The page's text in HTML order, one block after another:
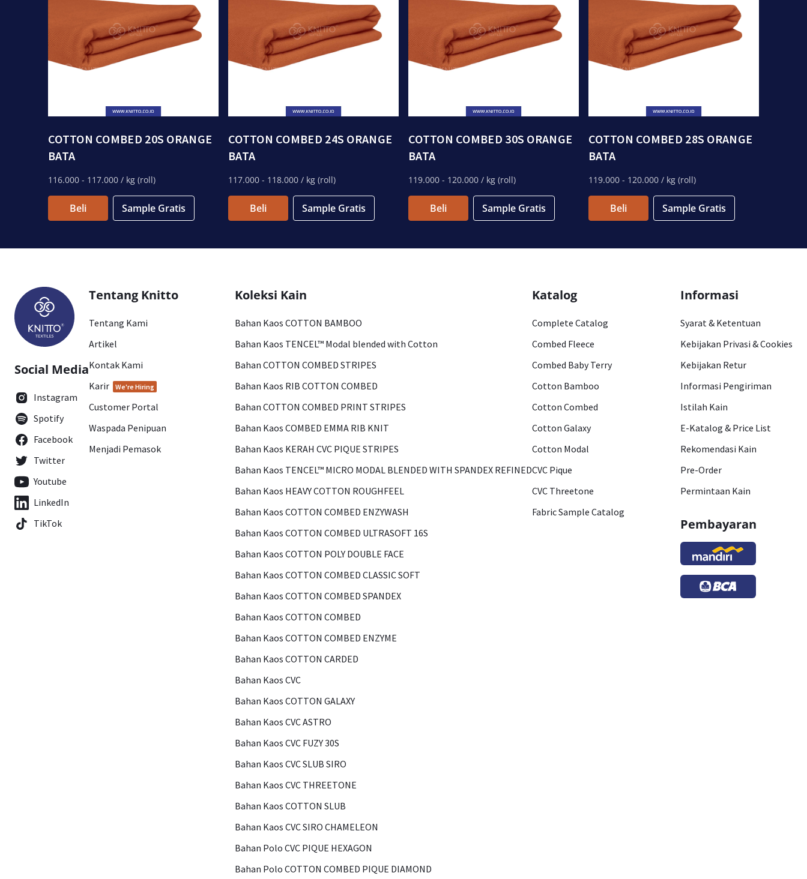
COTTON COMBED 20S ORANGE
BATA
116.000 - 117.000 / kg (roll)
Beli Sample Gratis
COTTON COMBED 24S ORANGE
BATA
117.000 - 118.000 / kg (roll)
Beli Sample Gratis
COTTON COMBED 30S ORANGE
BATA
119.000 - 120.000 / kg (roll)
Beli Sample Gratis
COTTON COMBED 28S ORANGE
BATA
119.000 - 120.000 / kg (roll)
Beli Sample Gratis
Social Media
Instagram
Spotify
Facebook
Twitter
Youtube
LinkedIn
TikTok
Tentang Knitto
Tentang Kami
Artikel
Kontak Kami
Karir
We're Hiring
Customer Portal
Waspada Penipuan
Menjadi Pemasok
Koleksi Kain
Bahan Kaos COTTON BAMBOO
Bahan Kaos TENCEL™ Modal blended with Cotton
Bahan COTTON COMBED STRIPES
Bahan Kaos RIB COTTON COMBED
Bahan COTTON COMBED PRINT STRIPES
Bahan Kaos COMBED EMMA RIB KNIT
Bahan Kaos KERAH CVC PIQUE STRIPES
Bahan Kaos TENCEL™ MICRO MODAL BLENDED WITH SPANDEX REFINED
Bahan Kaos HEAVY COTTON ROUGHFEEL
Bahan Kaos COTTON COMBED ENZYWASH
Bahan Kaos COTTON COMBED ULTRASOFT 16S
Bahan Kaos COTTON POLY DOUBLE FACE
Bahan Kaos COTTON COMBED CLASSIC SOFT
Bahan Kaos COTTON COMBED SPANDEX
Bahan Kaos COTTON COMBED
Bahan Kaos COTTON COMBED ENZYME
Bahan Kaos COTTON CARDED
Bahan Kaos CVC
Bahan Kaos COTTON GALAXY
Bahan Kaos CVC ASTRO
Bahan Kaos CVC FUZY 30S
Bahan Kaos CVC SLUB SIRO
Bahan Kaos CVC THREETONE
Bahan Kaos COTTON SLUB
Bahan Kaos CVC SIRO CHAMELEON
Bahan Polo CVC PIQUE HEXAGON
Bahan Polo COTTON COMBED PIQUE DIAMOND
Katalog
Complete Catalog
Combed Fleece
Combed Baby Terry
Cotton Bamboo
Cotton Combed
Cotton Galaxy
Cotton Modal
CVC Pique
CVC Threetone
Fabric Sample Catalog
Informasi
Syarat & Ketentuan
Kebijakan Privasi & Cookies
Kebijakan Retur
Informasi Pengiriman
Istilah Kain
E-Katalog & Price List
Rekomendasi Kain
Pre-Order
Permintaan Kain
Pembayaran